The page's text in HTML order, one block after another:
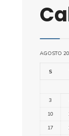
AGOSTO
S
3
10
17